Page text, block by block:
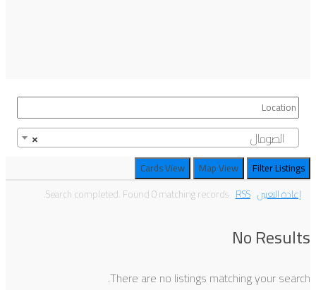
× الصومال
FilterListings
Map View
Cards View
Search completed. Found 0 matching records.
إعادة التعيين RSS
No Results
There are no listings matching your search.